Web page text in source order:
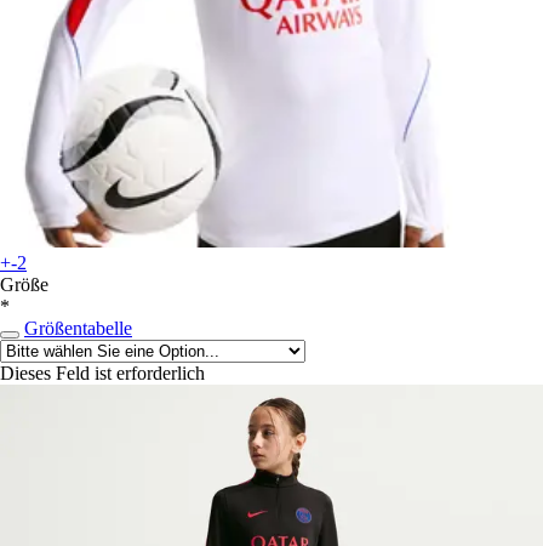
+-2
Größe
*
Größentabelle
Dieses Feld ist erforderlich